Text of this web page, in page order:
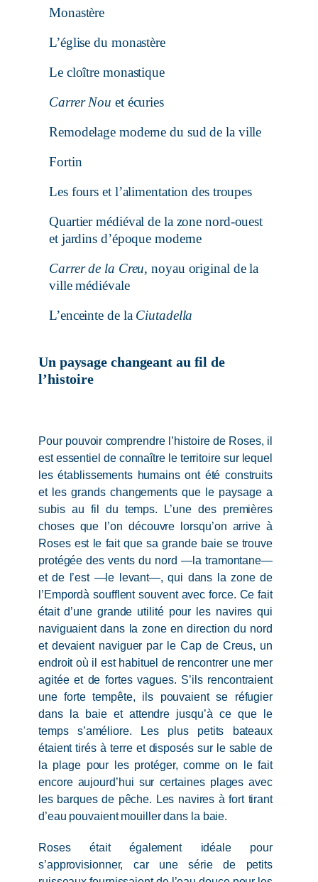
Monastère
L’église du monastère
Le cloître monastique
Carrer Nou et écuries
Remodelage moderne du sud de la ville
Fortin
Les fours et l’alimentation des troupes
Quartier médiéval de la zone nord-ouest
et jardins d’époque moderne
Carrer de la Creu, noyau original de la
ville médiévale
L’enceinte de la Ciutadella
Un paysage changeant au fil de
l’histoire
Pour pouvoir comprendre l’histoire de Roses, il
est essentiel de connaître le territoire sur lequel
les établissements humains ont été construits
et les grands changements que le paysage a
subis au fil du temps. L’une des premières
choses que l’on découvre lorsqu’on arrive à
Roses est le fait que sa grande baie se trouve
protégée des vents du nord —la tramontane—
et de l’est —le levant—, qui dans la zone de
l’Empordà soufflent souvent avec force. Ce fait
était d’une grande utilité pour les navires qui
naviguaient dans la zone en direction du nord
et devaient naviguer par le Cap de Creus, un
endroit où il est habituel de rencontrer une mer
agitée et de fortes vagues. S’ils rencontraient
une forte tempête, ils pouvaient se réfugier
dans la baie et attendre jusqu’à ce que le
temps s’améliore. Les plus petits bateaux
étaient tirés à terre et disposés sur le sable de
la plage pour les protéger, comme on le fait
encore aujourd’hui sur certaines plages avec
les barques de pêche. Les navires à fort tirant
d’eau pouvaient mouiller dans la baie.
Roses était également idéale pour
s’approvisionner, car une série de petits